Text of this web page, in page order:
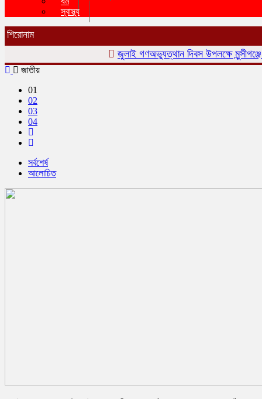
স্বাস্থ্য
শিরোনাম
জুলাই গণঅভ্যুত্থান দিবস উপলক্ষে মুন্সীগঞ্জে
জাতীয়
01
02
03
04
সর্বশের্ষ
আলোচিত